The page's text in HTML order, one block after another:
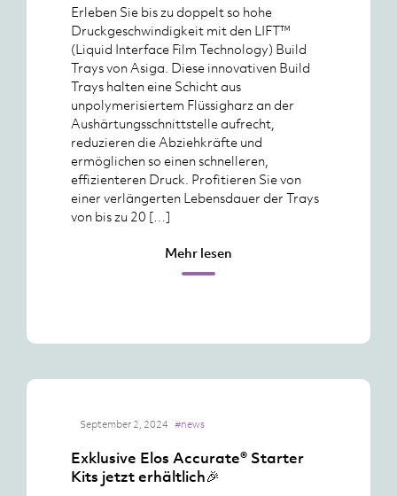
Erleben Sie bis zu doppelt so hohe
Druckgeschwindigkeit mit den LIFT™
(Liquid Interface Film Technology) Build
Trays von Asiga. Diese innovativen Build
Trays halten eine Schicht aus
unpolymerisiertem Flüssigharz an der
Aushärtungsschnittstelle aufrecht,
reduzieren die Abziehkräfte und
ermöglichen so einen schnelleren,
effizienteren Druck. Profitieren Sie von
einer verlängerten Lebensdauer der Trays
von bis zu 20 […]
Mehr lesen
September 2, 2024 #news
Exklusive Elos Accurate® Starter
Kits jetzt erhältlich🎉